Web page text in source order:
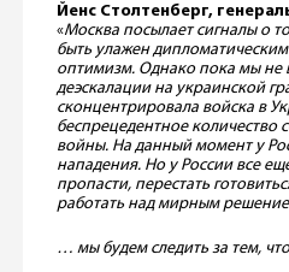
Йенс Столтенберг,
«Москва посылает сигналы о
быть улажен
оптимизм. Однако пока мы не
деэскалации на украинской
сконцентрировала войска в
беспрецедентное количество
войны. На данный момент у
нападения. Но у России все
пропасти, перестать
работать над мирным
… мы будем следить за тем,